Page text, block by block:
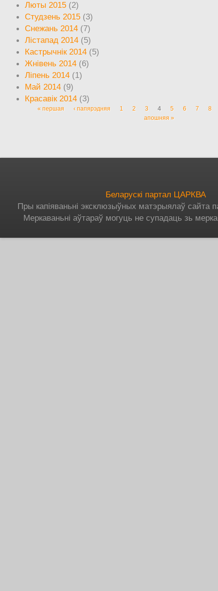
Люты 2015 (2)
Студзень 2015 (3)
Снежань 2014 (7)
Лістапад 2014 (5)
Кастрычнік 2014 (5)
Жнівень 2014 (6)
Ліпень 2014 (1)
Май 2014 (9)
Красавік 2014 (3)
Старонкі
« першая ‹ папярэдняя 1 2 3 4 5 6 7
8
апошняя »
Беларускі партал ЦАРКВА
Пры капіяваньні эксклюзыўных матэрыялаў сайта
Меркаваньні аўтараў могуць не супадаць зь